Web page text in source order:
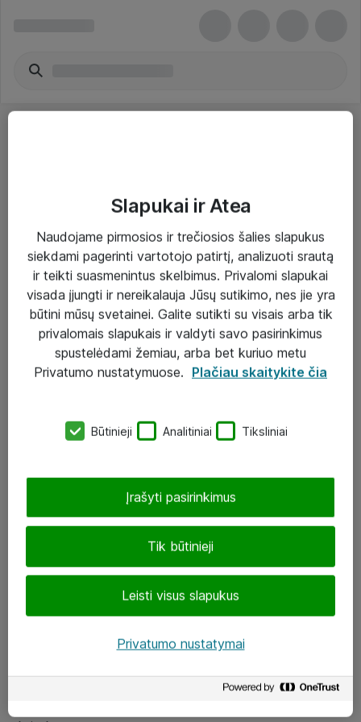
Paslaugos
Sprendimai
Įgyvendinti projektai
Atea ekspertų patarimai verslui
eShop@atea.lt
LinkedIn
Slapukai ir Atea
Naudojame pirmosios ir trečiosios šalies slapukus
siekdami pagerinti vartotojo patirtį, analizuoti srautą
ir teikti suasmenintus skelbimus. Privalomi slapukai
visada įjungti ir nereikalauja Jūsų sutikimo, nes jie yra
būtini mūsų svetainei. Galite sutikti su visais arba tik
privalomais slapukais ir valdyti savo pasirinkimus
spustelėdami žemiau, arba bet kuriuo metu
Privatumo nustatymuose. Plačiau skaitykite čia
Būtinieji Analitiniai Tiksliniai
Tik būtinieji
Leisti visus slapukus
Įrašyti pasirinkimus
Privatumo nustatymai